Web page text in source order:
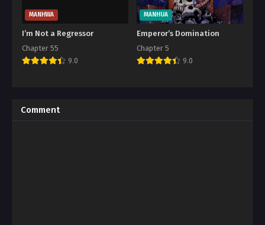
MANHWA
I’m Not a Regressor
Chapter 55
9.0
MANHUA
Emperor’s Domination
Chapter 5
9.0
Comment